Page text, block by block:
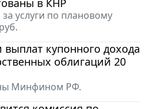
услуги по плановому
купонного дохода
облигаций 20
Минфином РФ.